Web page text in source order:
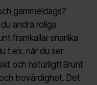
gammeldags?
andra roliga
framkallar snarlika
t.ex. när du ser
och naturligt! Brunt
trovärdighet. Det